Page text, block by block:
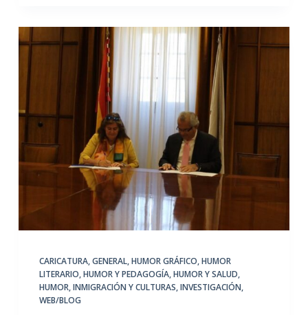
CARICATURA,GENERAL,HUMOR GRÁFICO,HUMOR
LITERARIO,HUMOR Y PEDAGOGÍA,HUMOR Y SALUD,
HUMOR, INMIGRACIÓN Y CULTURAS,INVESTIGACIÓN,
WEB/BLOG